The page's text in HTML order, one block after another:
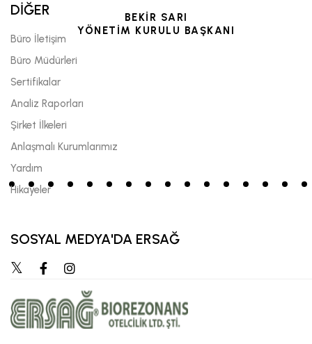
BEKİR SARI
YÖNETİM KURULU BAŞKANI
DİĞER
Büro İletişim
Büro Müdürleri
Sertifikalar
Analiz Raporları
Şirket İlkeleri
Anlaşmalı Kurumlarımız
Yardım
Hikayeler
SOSYAL MEDYA'DA ERSAĞ